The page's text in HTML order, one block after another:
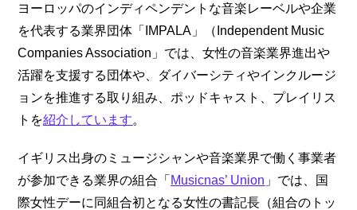
ヨーロッパのインディペンデントな音楽レーベルや企業
を代表する業界団体「IMPALA」（Independent Music
Companies Association」では、女性の音楽業界進出や
活躍を支援する団体や、ダイバーシティやインクルージ
ョンを推進する取り組み、ポッドキャスト、プレイリス
トを紹介しています。
イギリス出身のミュージシャンや音楽業界で働く事業者
が参加できる業界の組合「 Musicnas’ Union 」では、国
際女性デーに同組合初となる女性の書記長（組合のトッ